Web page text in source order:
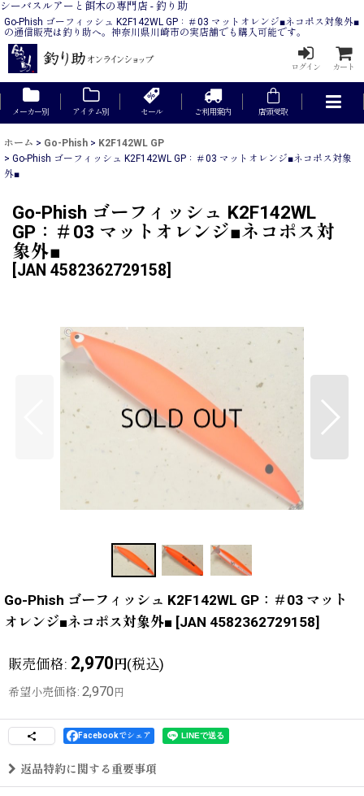
シーバスルアーと餌木の専門店 - 釣り助
Go-Phish ゴーフィッシュ K2F142WL GP：＃03 マットオレンジ■ネコポス対象外■
の通信販売は釣り助へ。神奈川県川崎市の実店舗でも購入可能です。
ログイン カート
メーカー別 アイテム別 セール ご利用案内 店頭受取
ホーム > Go-Phish > K2F142WL GP
> Go-Phish ゴーフィッシュ K2F142WL GP：＃03 マットオレンジ■ネコポス対象
外■
Go-Phish ゴーフィッシュ K2F142WL
GP：＃03 マットオレンジ■ネコポス対
象外■
JAN 4582362729158
Go-Phish ゴーフィッシュ K2F142WL GP：＃03 マット
オレンジ■ネコポス対象外■ [JAN 4582362729158]
販売価格: 2,970円(税込)
希望小売価格: 2,970 円
Facebookでシェア
返品特約に関する重要事項